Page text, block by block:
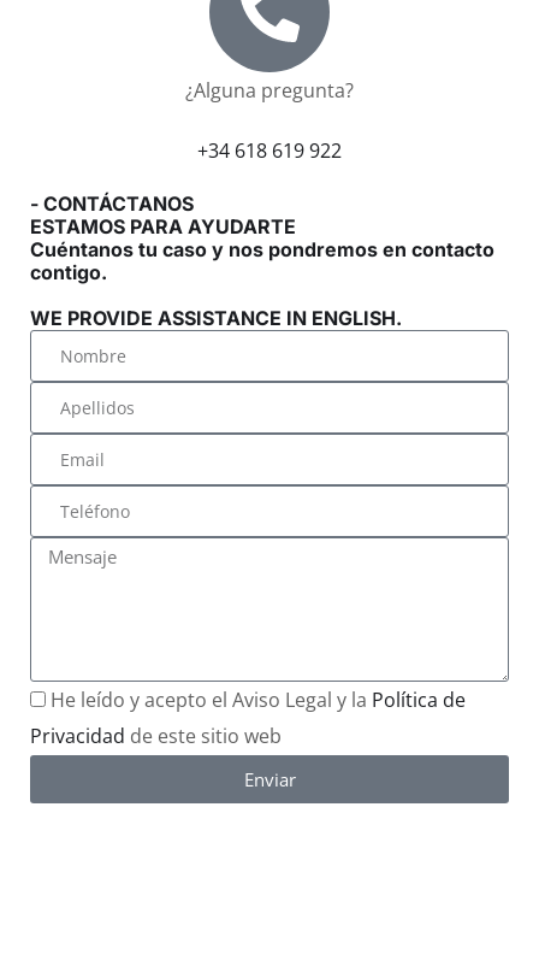
¿Alguna pregunta?
+34 618 619 922
- CONTÁCTANOS
ESTAMOS PARA AYUDARTE
Cuéntanos tu caso y nos pondremos en contacto
contigo.
WE PROVIDE ASSISTANCE IN ENGLISH.
He leído y acepto el Aviso Legal y la Política de
Privacidad de este sitio web
Enviar